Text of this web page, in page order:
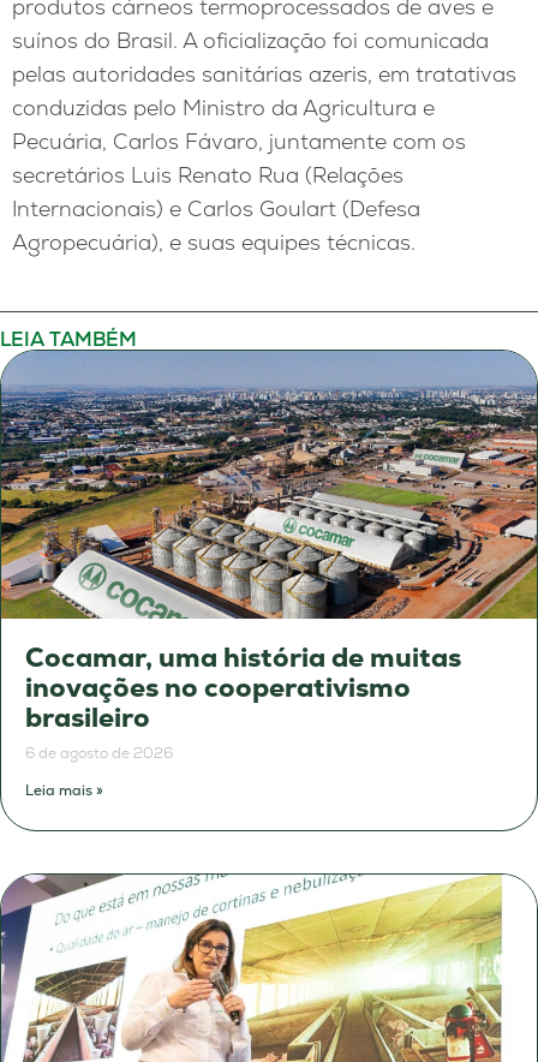
produtos cárneos termoprocessados de aves e
suínos do Brasil. A oficialização foi comunicada
pelas autoridades sanitárias azeris, em tratativas
conduzidas pelo Ministro da Agricultura e
Pecuária, Carlos Fávaro, juntamente com os
secretários Luis Renato Rua (Relações
Internacionais) e Carlos Goulart (Defesa
Agropecuária), e suas equipes técnicas.
LEIA TAMBÉM
Cocamar, uma história de muitas
inovações no cooperativismo
brasileiro
6 de agosto de 2026
Leia mais »